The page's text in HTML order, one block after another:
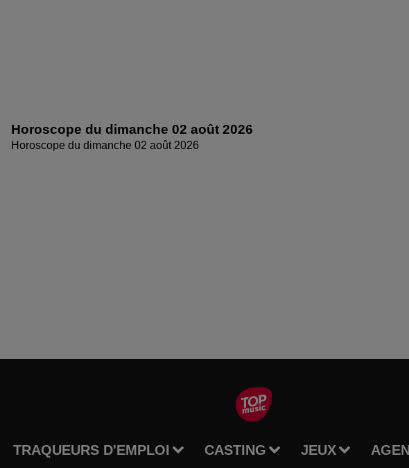
Horoscope du dimanche 02 août 2026
Horoscope du dimanche 02 août 2026
TRAQUEURS D'EMPLOI CASTING JEUX